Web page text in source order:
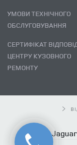
УМОВИ ТЕХНІЧНОГО
ОБСЛУГОВУВАННЯ
СЕРТИФІКАТ ВІДПОВІДНОСТІ
ЦЕНТРУ КУЗОВНОГО
РЕМОНТУ